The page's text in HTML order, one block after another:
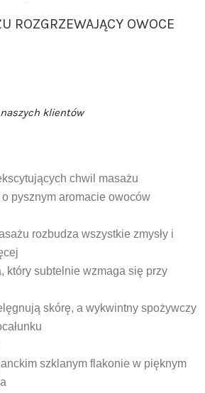
ROZGRZEWAJĄCY OWOCE
klientów
chwil masażu
pysznym aromacie owoców
rozbudza wszystkie zmysły i
który subtelnie wzmaga się przy
skórę, a wykwintny spożywczy
szklanym flakonie w pięknym